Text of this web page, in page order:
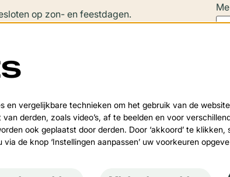
op zon- en feestdagen.
20 juli tot en met 20 augustus en tijdens de
en vergelijkbare technieken om het gebruik van de
derden, zoals video’s, af te beelden en voor
ook geplaatst door derden. Door ‘akkoord’ te klikken,
de knop ‘Instellingen aanpassen’ uw voorkeuren